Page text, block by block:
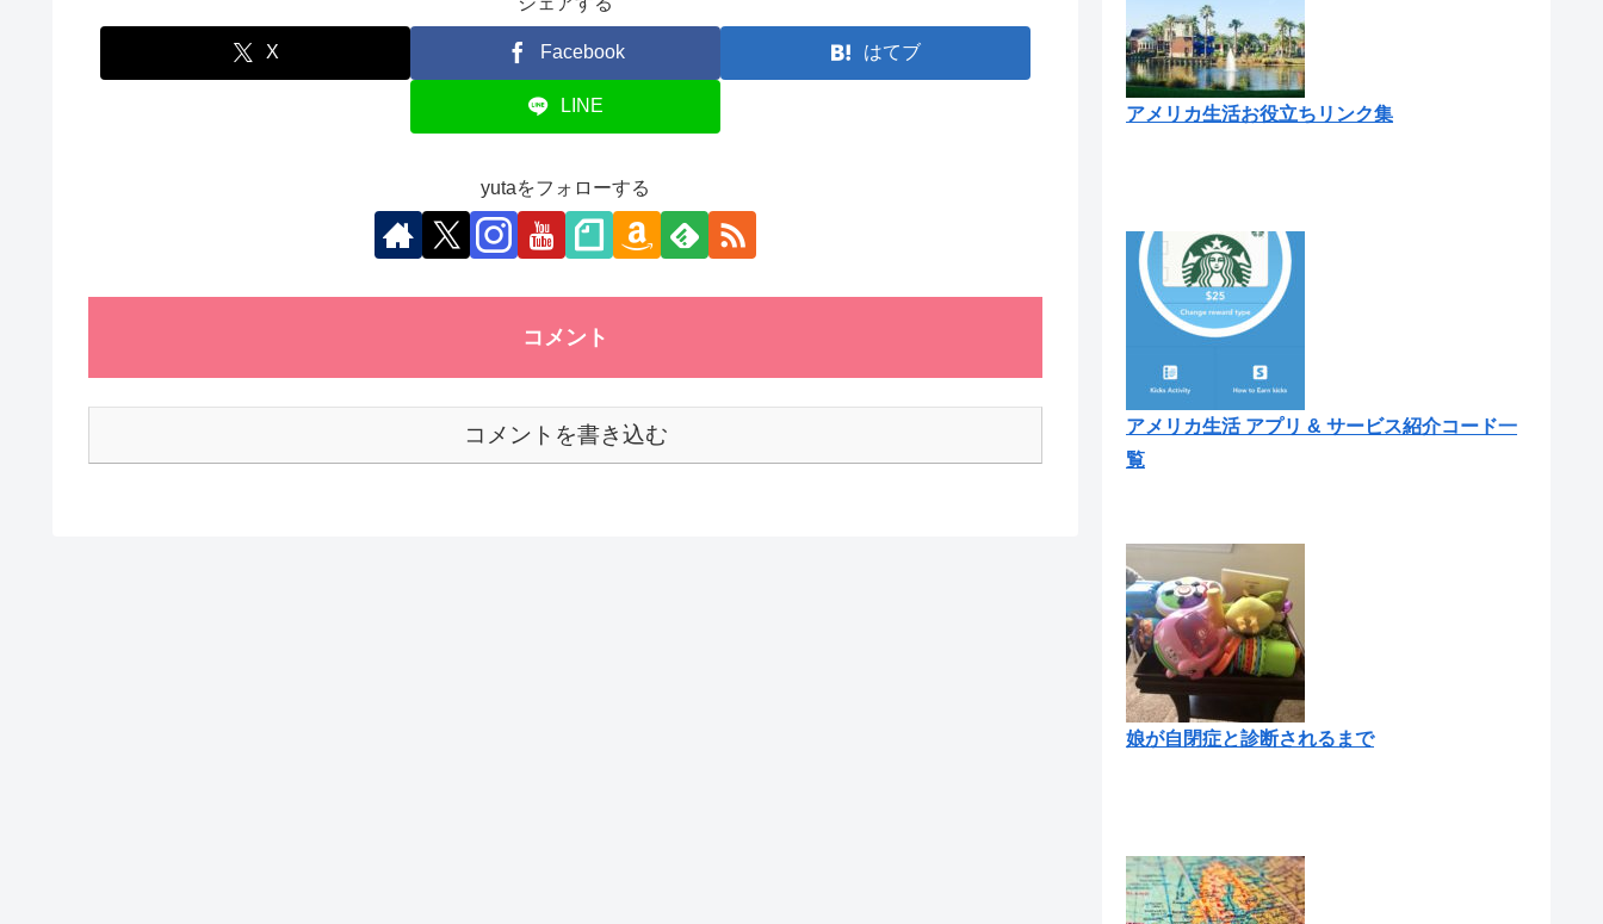
e
er
e
dI
s
et
X Facebook はてブ
LINE
yutaをフォローする
コメント
コメントを書き込む
アメリカ生活お役立ちリンク集
アメリカ生活 アプリ & サービス紹介コード一
覧
娘が自閉症と診断されるまで